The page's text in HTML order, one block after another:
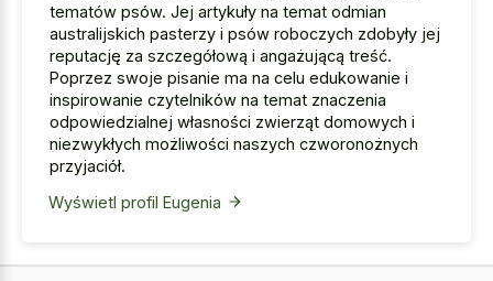
tematów psów. Jej artykuły na temat odmian
australijskich pasterzy i psów roboczych zdobyły jej
reputację za szczegółową i angażującą treść.
Poprzez swoje pisanie ma na celu edukowanie i
inspirowanie czytelników na temat znaczenia
odpowiedzialnej własności zwierząt domowych i
niezwykłych możliwości naszych czworonożnych
przyjaciół.
Wyświetl profil Eugenia